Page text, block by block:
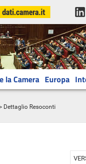
la Camera Europa
Dettaglio Resoconti